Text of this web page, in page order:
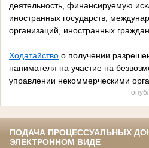
деятельность, финансируемую
иностранных государств,
организаций, иностранных
Ходатайство о получении
нанимателя на участие на
управлении некоммерческими
ПОДАЧА ПРОЦЕССУАЛЬНЫХ
ЭЛЕКТРОННОМ ВИДЕ